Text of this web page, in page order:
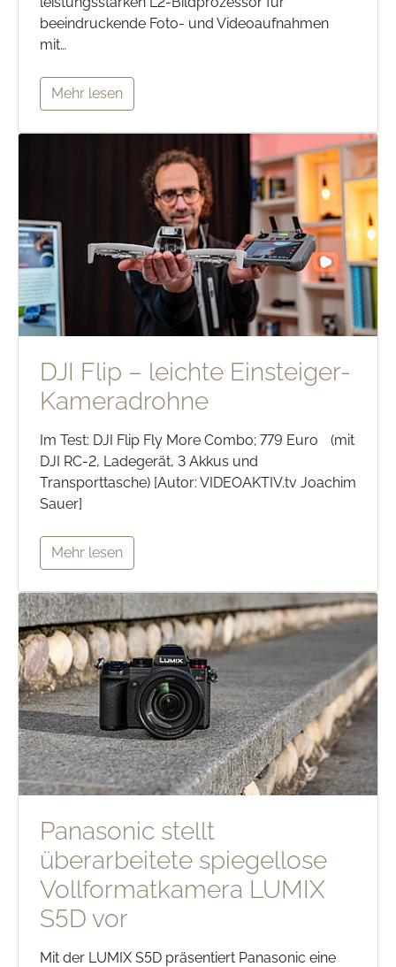
beeindruckende Foto- und Videoaufnahmen
mit…
Mehr lesen
DJI Flip – leichte Einsteiger-
Kameradrohne
Im Test: DJI Flip Fly More Combo; 779 Euro (mit
DJI RC-2, Ladegerät, 3 Akkus und
Transporttasche) [Autor: VIDEOAKTIV.tv Joachim
Sauer]
Mehr lesen
Panasonic stellt
überarbeitete spiegellose
Vollformatkamera LUMIX
S5D vor
Mit der LUMIX S5D präsentiert Panasonic eine